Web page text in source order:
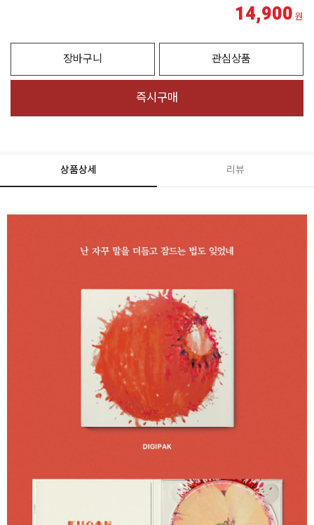
14,900 원
장바구니 관심상품
즉시구매
상품상세 리뷰